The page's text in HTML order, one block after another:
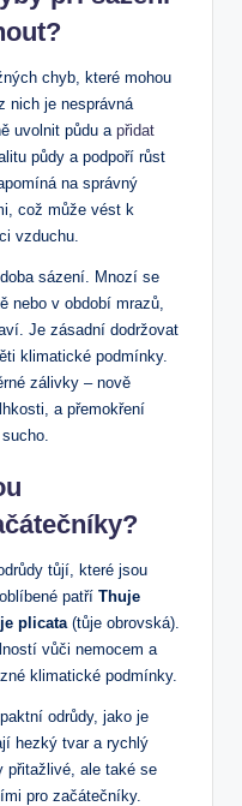
chyb, které mohou
nich je nesprávná
uvolnit půdu a přidat
půdy a podpoří růst
na správný
což může vést k
vzduchu.
sázení. Mnozí se
nebo v období mrazů,
Je zásadní dodržovat
klimatické podmínky.
zálivky – nově
a přemokření
tůjí, které jsou
patří Thuje
plicata (tůje obrovská).
vůči nemocem a
klimatické podmínky.
odrůdy, jako je
hezký tvar a rychlý
přitažlivé, ale také se
pro začátečníky.